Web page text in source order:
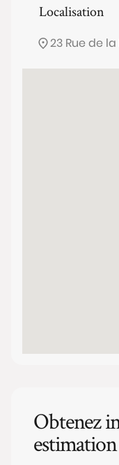
Localisation
23 Rue de
Obtenez